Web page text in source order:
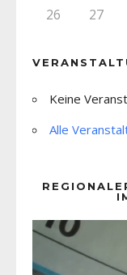
26 27
Keine
Alle